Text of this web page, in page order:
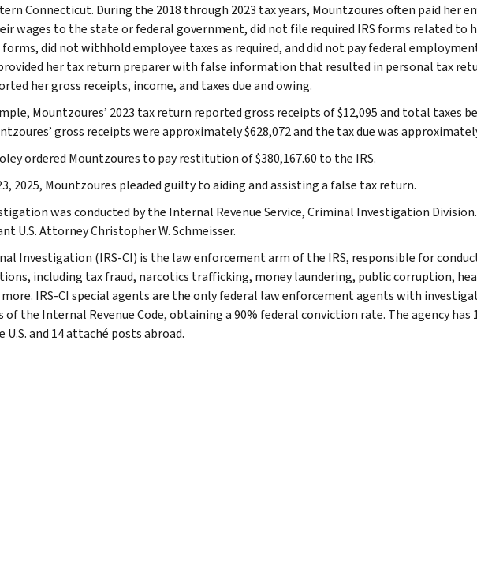
Connecticut. During the 2018 through 2023 tax years, Mountzoures often paid her
wages to the state or federal government, did not file required IRS forms related to
forms, did not withhold employee taxes as required, and did not pay federal
her tax return preparer with false information that resulted in personal tax
her gross receipts, income, and taxes due and owing.
Mountzoures’ 2023 tax return reported gross receipts of $12,095 and total taxes
gross receipts were approximately $628,072 and the tax due was
ordered Mountzoures to pay restitution of $380,167.60 to the IRS.
2025, Mountzoures pleaded guilty to aiding and assisting a false tax return.
was conducted by the Internal Revenue Service, Criminal Investigation
U.S. Attorney Christopher W. Schmeisser.
Investigation (IRS-CI) is the law enforcement arm of the IRS, responsible for
including tax fraud, narcotics trafficking, money laundering, public corruption,
IRS-CI special agents are the only federal law enforcement agents with
the Internal Revenue Code, obtaining a 90% federal conviction rate. The agency has
U.S. and 14 attaché posts abroad.